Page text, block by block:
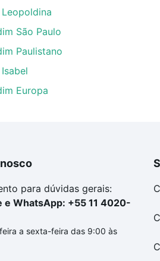
a gente para comprar o imóvel
São Paulo
Paulistano
Europa
para dúvidas gerais:
e WhatsApp: +55 11 4020-
a sexta-feira das 9:00 às